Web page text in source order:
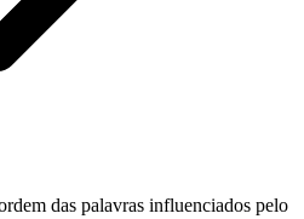
das palavras influenciados pelo